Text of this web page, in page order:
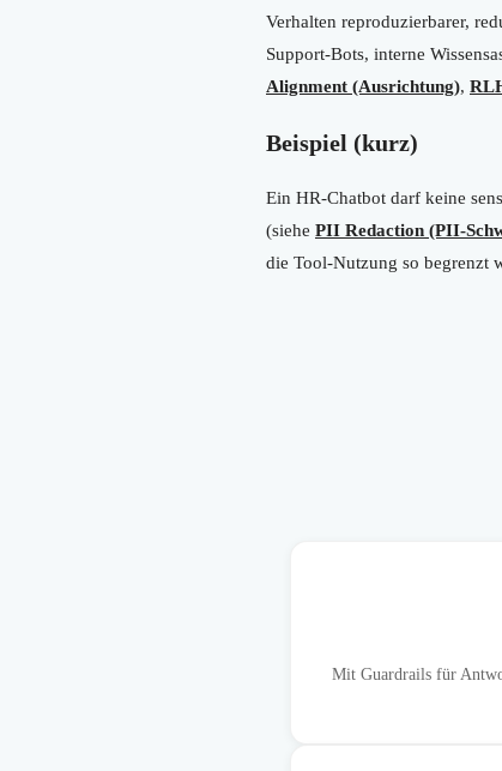
Verhalten reproduzierbarer,
Support-Bots, interne
Alignment (Ausrichtung),
Beispiel (kurz)
Ein HR-Chatbot darf keine
(siehe PII Redaction (PII-
die Tool-Nutzung so begrenzt
Mit Guardrails für